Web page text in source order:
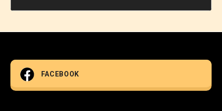
FACEBOOK